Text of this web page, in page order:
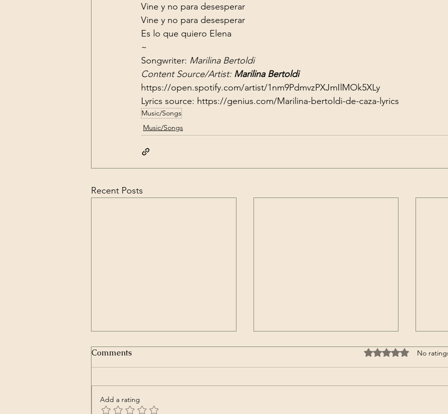
Vine y no para desesperar
Vine y no para desesperar
Es lo que quiero Elena
~
Songwriter: Marilina Bertoldi
Content Source/Artist: Marilina Bertoldi
https://open.spotify.com/artist/1nm9PdmvzPXJmIlMOk5XLy
Lyrics source: https://genius.com/Marilina-bertoldi-de-caza-lyrics
Music/Songs
Music/Songs
Recent Posts
Comments Rated 0 out of 5
No
Add a rating